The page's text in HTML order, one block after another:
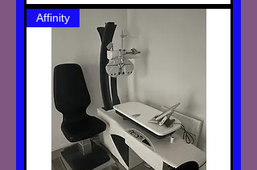
Affinity